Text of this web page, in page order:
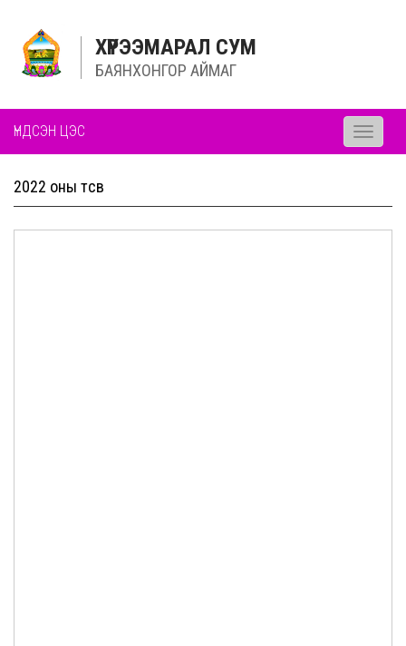
ХҮРЭЭМАРАЛ СУМ
БАЯНХОНГОР АЙМАГ
ҮНДСЭН ЦЭС
Toggle
2022 оны төсөв